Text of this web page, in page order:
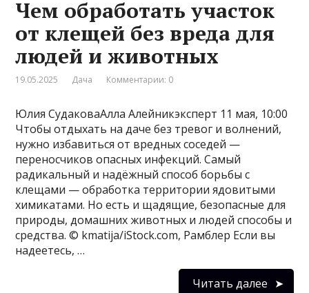
Чем обработать участок
от клещей без вреда для
людей и животных
19.05.2025 Дача Комментарии: 0
Юлия СудаковаАлла Алейникэксперт 11 мая, 10:00
Чтобы отдыхать на даче без тревог и волнений,
нужно избавиться от вредных соседей —
переносчиков опасных инфекций. Самый
радикальный и надёжный способ борьбы с
клещами — обработка территории ядовитыми
химикатами. Но есть и щадящие, безопасные для
природы, домашних животных и людей способы и
средства. © kmatija/iStock.com, Рамблер Если вы
надеетесь, …
Читать далее